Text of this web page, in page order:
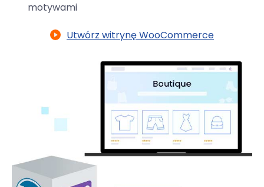
motywami
Utwórz witrynę WooCommerce